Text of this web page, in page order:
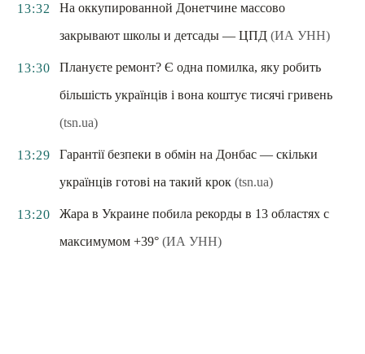
13:32
На оккупированной Донетчине массово
закрывают школы и детсады — ЦПД (ИА УНН)
13:30
Плануєте ремонт? Є одна помилка, яку робить
більшість українців і вона коштує тисячі гривень
(tsn.ua)
13:29
Гарантії безпеки в обмін на Донбас — скільки
українців готові на такий крок (tsn.ua)
13:20
Жара в Украине побила рекорды в 13 областях с
максимумом +39° (ИА УНН)